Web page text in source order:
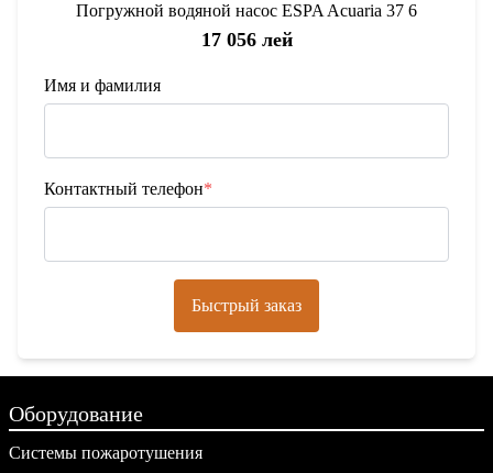
Погружной водяной насос ESPA Acuaria 37 6
17 056 лей
Имя и фамилия
Контактный телефон*
Быстрый заказ
Оборудование
Системы пожаротушения